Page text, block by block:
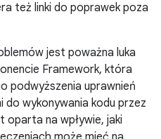
też linki do poprawek poza
jest poważna luka
Framework, która
podwyższenia uprawnień
do wykonywania kodu przez
oparta na wpływie, jaki